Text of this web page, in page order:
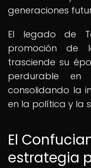
generaciones
El legado de
promoción de
trasciende su
perdurable
consolidando la
en la política y la
El
estrategia